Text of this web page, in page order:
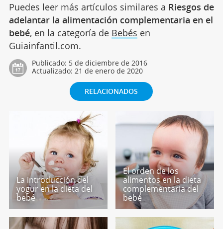
Puedes leer más artículos similares a Riesgos de
adelantar la alimentación complementaria en el
bebé, en la categoría de Bebés en
Guiainfantil.com.
Publicado: 5 de diciembre de 2016
Actualizado: 21 de enero de 2020
RELACIONADOS
La introducción del
yogur en la dieta del
bebé
El orden de los
alimentos en la dieta
complementaria del
bebé